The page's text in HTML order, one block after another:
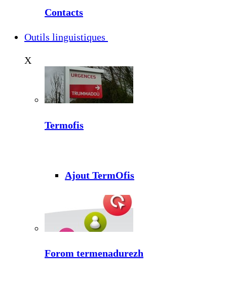
Contacts
Outils linguistiques
X
Termofis
Ajout TermOfis
Forom termenadurezh